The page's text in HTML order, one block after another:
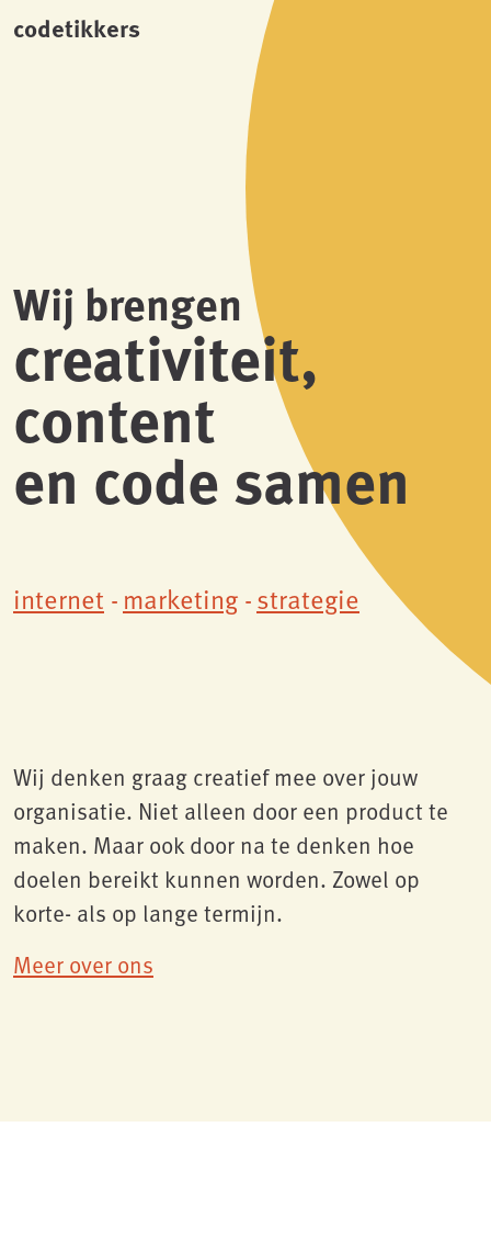
codetikkers
Wij brengen
creativiteit,
content
en code samen
internet marketing strategie
Wij denken graag creatief mee over jouw
organisatie. Niet alleen door een product te
maken. Maar ook door na te denken hoe
doelen bereikt kunnen worden. Zowel op
korte- als op lange termijn.
Meer over ons